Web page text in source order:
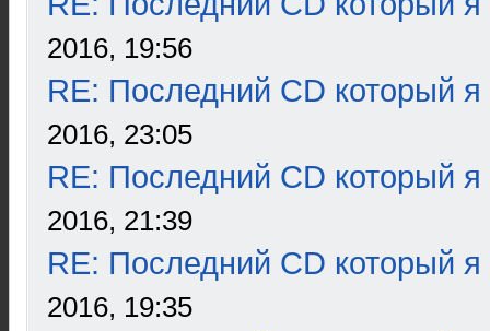
2016, 19:56
RE: Последний CD который я
2016, 23:05
RE: Последний CD который я
2016, 21:39
RE: Последний CD который я
2016, 19:35